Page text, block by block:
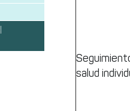
salud